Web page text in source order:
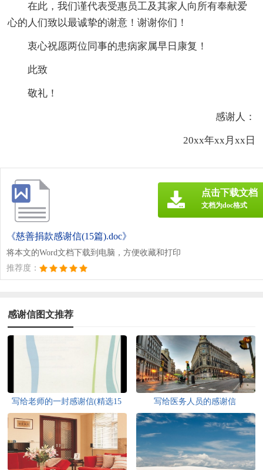
在此，我们谨代表受惠员工及其家人向所有奉献爱
心的人们致以最诚挚的谢意！谢谢你们！
衷心祝愿两位同事的患病家属早日康复！
此致
敬礼！
感谢人：
20xx年xx月xx日
《慈善捐款感谢信(15篇).doc》
将本文的Word文档下载到电脑，方便收藏和打印
推荐度：
点击下载文档
文档为doc格式
感谢信图文推荐
写给老师的一封感谢信(精选15
篇)
写给医务人员的感谢信